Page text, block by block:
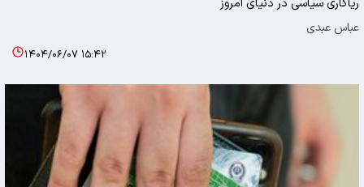
ریاکاری سیاسی در دنیای امروز
عباس عبدی
۱۴۰۴/۰۶/۰۷ ۱۵:۴۲